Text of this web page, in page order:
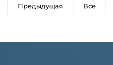
Предыдущая Все